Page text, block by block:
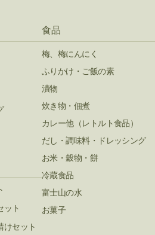
ット
けセット
食品
梅、梅にんにく
ふりかけ・ご飯の素
漬物
炊き物・佃煮
カレー他（レトルト食品）
だし・調味料・ドレッシング
お米・穀物・餅
冷蔵食品
富士山の水
お菓子